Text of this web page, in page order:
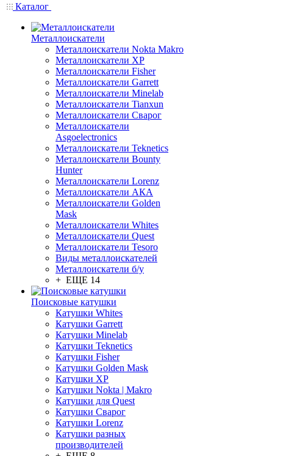
Каталог
Металлоискатели
Металлоискатели Nokta Makro
Металлоискатели XP
Металлоискатели Fisher
Металлоискатели Garrett
Металлоискатели Minelab
Металлоискатели Tianxun
Металлоискатели Сварог
Металлоискатели
Asgoelectronics
Металлоискатели Teknetics
Металлоискатели Bounty
Hunter
Металлоискатели Lorenz
Металлоискатели АКА
Металлоискатели Golden
Mask
Металлоискатели Whites
Металлоискатели Quest
Металлоискатели Tesoro
Виды металлоискателей
Металлоискатели б/у
+ ЕЩЕ 14
Поисковые катушки
Катушки Whites
Катушки Garrett
Катушки Minelab
Катушки Teknetics
Катушки Fisher
Катушки Golden Mask
Катушки XP
Катушки Nokta | Makro
Катушки для Quest
Катушки Сварог
Катушки Lorenz
Катушки разных
производителей